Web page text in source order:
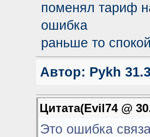
поменял тариф
ошибка
раньше то
Автор: Pykh
Цитата(Evil74 @
Это ошибка